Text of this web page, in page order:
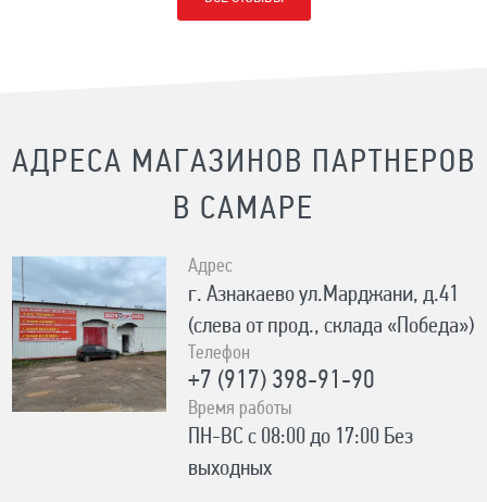
АДРЕСА МАГАЗИНОВ ПАРТНЕРОВ
В САМАРЕ
Адрес
г. Азнакаево ул.Марджани, д.41
(слева от прод., склада «Победа»)
Телефон
+7 (917) 398-91-90
Время работы
ПН-ВС с 08:00 до 17:00 Без
выходных